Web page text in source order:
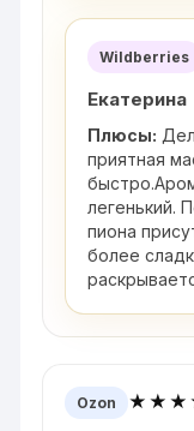
Wildberries
Екатерина
Плюсы:
приятная
легенький.
пиона
более
Ozon